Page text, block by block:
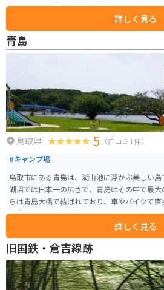
イクで訪れる際は、駐車場も広々としている
のアクセスも良好なので、ツーリングの休憩ス
元の特産品である二十世紀梨を使ったソフト
大栄の名物として人気があります。 また、隣接する「ふれあい会館」では、
地元の伝統工芸品や民芸品の展示、販売も行な
詳しく見る
青島
鳥取県 5 （口コミ1件）
#キャンプ場
鳥取市にある青島は、湖山池に浮かぶ美しい
湖沼では日本一の広さで、青島はその中で最
らは青島大橋で結ばれており、車やバイクで
は遊歩道や展望台が整備されており、島を一
ではの美しさを体験できる場所でもあります
ースステイ青島」があり、自然を身近に感じ
可能です。 島の形状は前方後円墳やひょうたんに似ており、春には約30種
類、500本余りの桜が咲き競う桜の名所とし
ンスペースでは野球などのスポーツを楽しむこ
詳しく見る
旧国鉄・倉吉線跡